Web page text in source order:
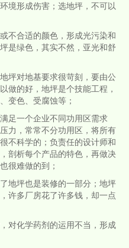
境形成伤害；选地坪，不可以
不合适的颜色，形成光污染和
是绿色，其实不然，亚光和舒
坪对地基要求很苛刻，要由公
做的好，地坪是个技能工程，
变色、受腐蚀等；
足一个企业不同功用区需求
力，常常不分功用区，将所有
不科学的；负责任的设计师和
剖析每个产品的特色，再做决
很难做的到；
地坪也是装修的一部分；地坪
许多厂房花了许多钱，却一点
对化学药剂的运用不当，形成